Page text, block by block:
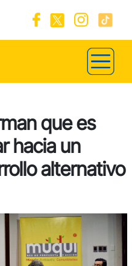
que es
hacia un
alternativo